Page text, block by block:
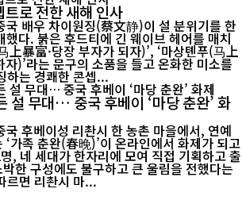
로 전한 새해 인사
배우 차이원징(蔡文静)이 설 분위기를 한
했다. 붉은 후드티에 긴 웨이브 헤어를 매치
上暴富·당장 부자가 되자)’, ‘마상톈푸(马上
)’라는 문구의 소품을 들고 온화한 미소를
하는 경쾌한 콘셉...
설 무대… 중국 후베이 ‘마당 춘완’ 화
후베이성 리촨시 한 농촌 마을에서, 연예
‘가족 춘완(春晚)’이 온라인에서 화제가 되고
, 네 세대가 한자리에 모여 직접 기획하고 출
한 구성에도 불구하고 큰 울림을 전했다는
따르면 리촨시 마...